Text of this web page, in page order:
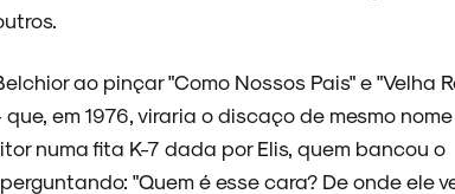
ao pinçar "Como Nossos Pais" e "Velha
em 1976, viraria o discaço de mesmo
numa fita K-7 dada por Elis, quem bancou o
"Quem é esse cara? De onde ele